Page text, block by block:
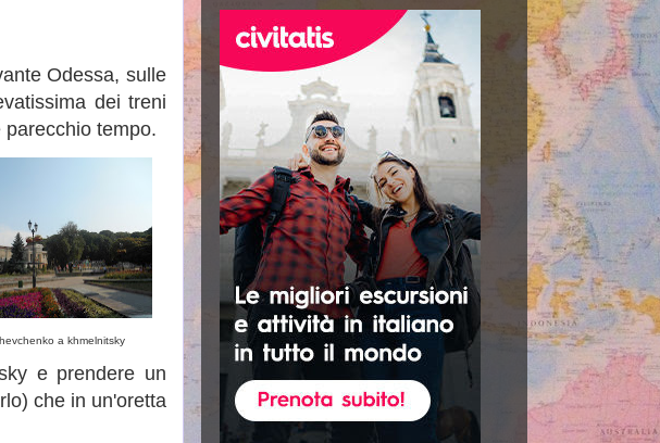
Odessa, sulle
dei treni
tempo.
a khmelnitsky
e prendere un
che in un'oretta